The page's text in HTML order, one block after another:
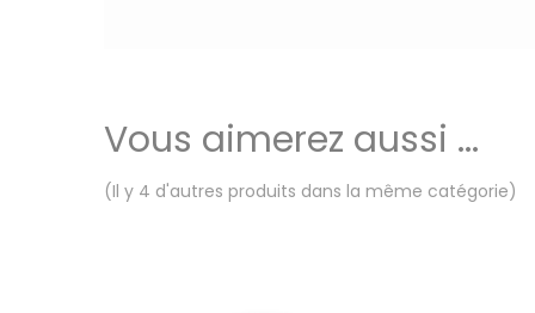
Vous aimerez aussi ...
(Il y 4 d'autres produits dans la même catégorie)